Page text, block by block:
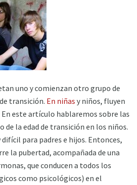
uno y comienzan otro grupo de
transición. En niñas y niños, fluyen
este artículo hablaremos sobre las
de la edad de transición en los niños.
para padres e hijos. Entonces,
la pubertad, acompañada de una
que conducen a todos los
como psicológicos) en el